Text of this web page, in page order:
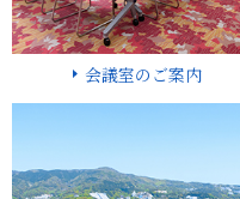
会議室のご案内